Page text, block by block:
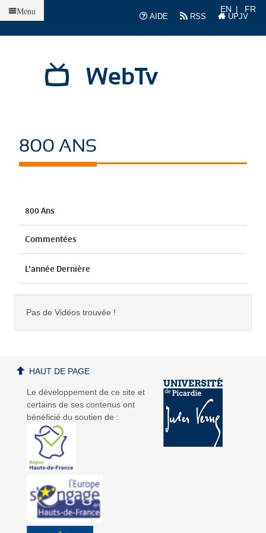
AIDE
RSS UPJV
EN FR
WebTv
Menu
800 ANS
800 Ans
Commentées
L'année Dernière
Pas de Vidéos trouvée !
Le développement de ce site et
certains de ses contenus ont
bénéficié du soutien de :
HAUT DE PAGE